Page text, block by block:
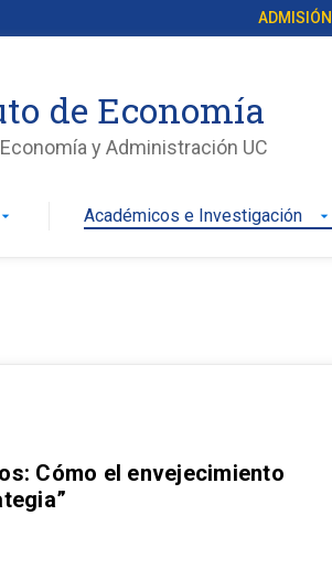
ADMISIÓN
de Economía
y Administración UC
arrow_drop_down Académicos e Investigación arrow_drop_down
Cómo el envejecimiento